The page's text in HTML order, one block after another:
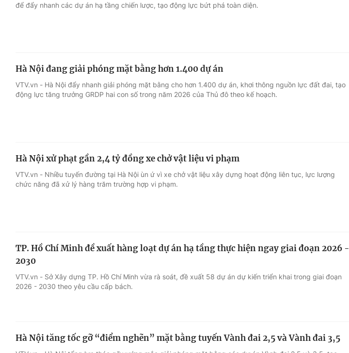
để đẩy nhanh các dự án hạ tầng chiến lược, tạo động lực bứt phá toàn diện.
Hà Nội đang giải phóng mặt bằng hơn 1.400 dự án
VTV.vn - Hà Nội đẩy nhanh giải phóng mặt bằng cho hơn 1.400 dự án, khơi thông nguồn lực đất đai, tạo
động lực tăng trưởng GRDP hai con số trong năm 2026 của Thủ đô theo kế hoạch.
Hà Nội xử phạt gần 2,4 tỷ đồng xe chở vật liệu vi phạm
VTV.vn - Nhiều tuyến đường tại Hà Nội ùn ứ vì xe chở vật liệu xây dựng hoạt động liên tục, lực lượng
chức năng đã xử lý hàng trăm trường hợp vi phạm.
TP. Hồ Chí Minh đề xuất hàng loạt dự án hạ tầng thực hiện ngay giai đoạn 2026 -
2030
VTV.vn - Sở Xây dựng TP. Hồ Chí Minh vừa rà soát, đề xuất 58 dự án dự kiến triển khai trong giai đoạn
2026 - 2030 theo yêu cầu cấp bách.
Hà Nội tăng tốc gỡ “điểm nghẽn” mặt bằng tuyến Vành đai 2,5 và Vành đai 3,5